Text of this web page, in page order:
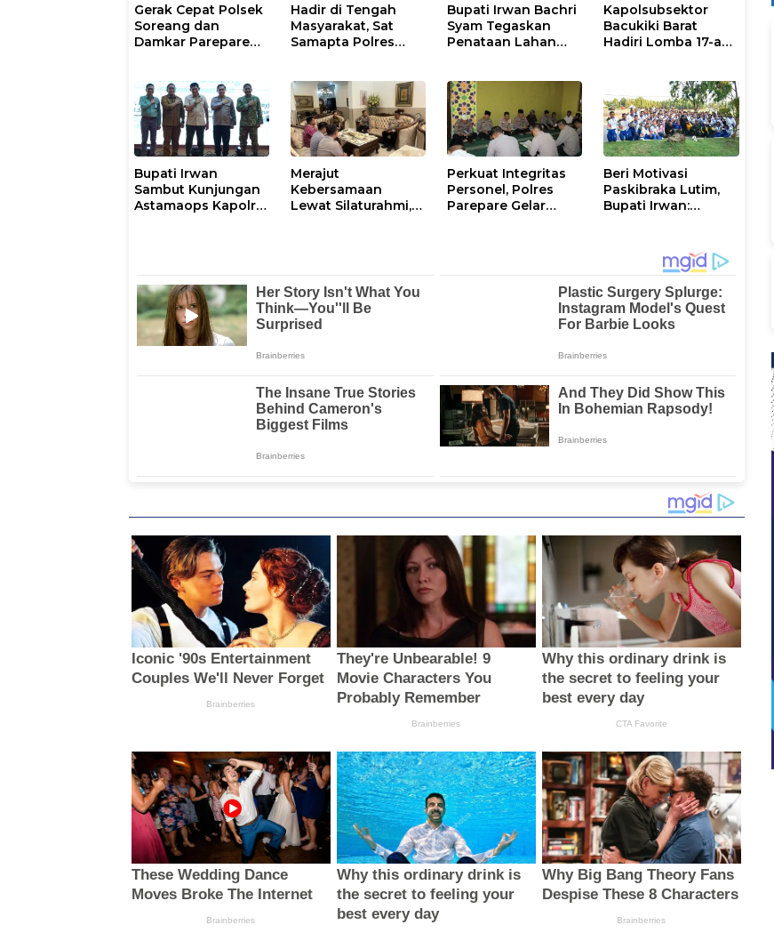
Gerak Cepat Polsek
Soreang dan
Damkar Parepare
Hadir di Tengah
Masyarakat, Sat
Samapta Polres
Pagi
Bupati Irwan Bachri
Syam Tegaskan
Penataan Lahan
Kapolsubsektor
Bacukiki Barat
Hadiri Lomba 17-an
Kamtibmas
Bupati Irwan
Sambut Kunjungan
Astamaops Kapolri
Merajut
Kebersamaan
Lewat Silaturahmi,
Perkuat Integritas
Personel, Polres
Parepare Gelar
Beri Motivasi
Paskibraka Lutim,
Bupati Irwan:
Perhatian